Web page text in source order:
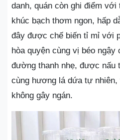
danh, quán còn ghi điểm
khúc bạch thơm ngon, hấp
đây được chế biến tỉ mỉ với
hòa quyện cùng vị béo
đường thanh nhẹ, được nấu
cùng hương lá dứa tự nhiên,
không gây ngán.